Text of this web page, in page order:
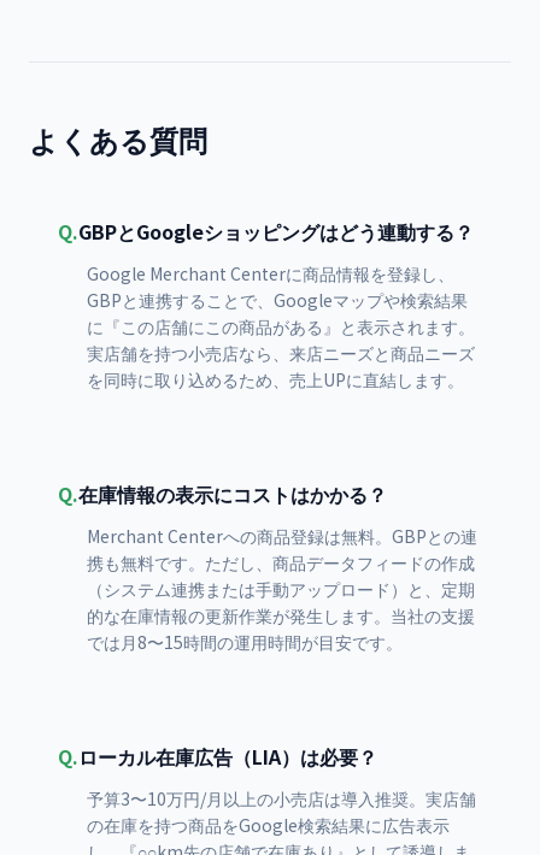
よくある質問
Q.GBPとGoogleショッピングはどう連動する？
Google Merchant Centerに商品情報を登録し、
GBPと連携することで、Googleマップや検索結果
に『この店舗にこの商品がある』と表示されます。
実店舗を持つ小売店なら、来店ニーズと商品ニーズ
を同時に取り込めるため、売上UPに直結します。
Q.在庫情報の表示にコストはかかる？
Merchant Centerへの商品登録は無料。GBPとの連
携も無料です。ただし、商品データフィードの作成
（システム連携または手動アップロード）と、定期
的な在庫情報の更新作業が発生します。当社の支援
では月8〜15時間の運用時間が目安です。
Q.ローカル在庫広告（LIA）は必要？
予算3〜10万円/月以上の小売店は導入推奨。実店舗
の在庫を持つ商品をGoogle検索結果に広告表示